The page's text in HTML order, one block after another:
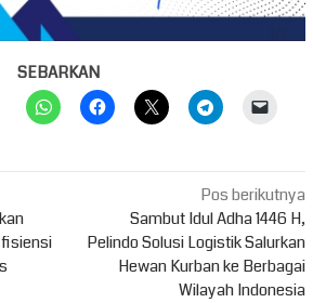
SEBARKAN
Pos berikutnya
Sambut Idul Adha 1446 H,
Pelindo Solusi Logistik Salurkan
Hewan Kurban ke Berbagai
Wilayah Indonesia